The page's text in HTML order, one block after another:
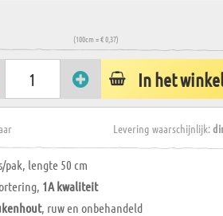
(100cm = € 0,37)
In het
Levering waarschijnlijk:
pak, lengte 50 cm
1A kwaliteit
, ruw en onbehandeld